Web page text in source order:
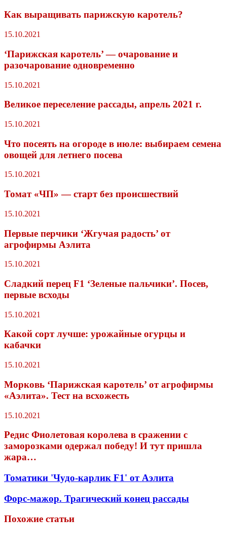
Как выращивать парижскую каротель?
15.10.2021
‘Парижская каротель’ — очарование и
разочарование одновременно
15.10.2021
Великое переселение рассады, апрель 2021 г.
15.10.2021
Что посеять на огороде в июле: выбираем семена
овощей для летнего посева
15.10.2021
Томат «ЧП» — старт без происшествий
15.10.2021
Первые перчики ‘Жгучая радость’ от
агрофирмы Аэлита
15.10.2021
Сладкий перец F1 ‘Зеленые пальчики’. Посев,
первые всходы
15.10.2021
Какой сорт лучше: урожайные огурцы и
кабачки
15.10.2021
Морковь ‘Парижская каротель’ от агрофирмы
«Аэлита». Тест на всхожесть
15.10.2021
Редис Фиолетовая королева в сражении с
заморозками одержал победу! И тут пришла
жара…
Томатики 'Чудо-карлик F1' от Аэлита
Форс-мажор. Трагический конец рассады
Похожие статьи